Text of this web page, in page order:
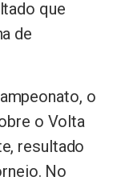
que
de
o
o Volta
resultado
No